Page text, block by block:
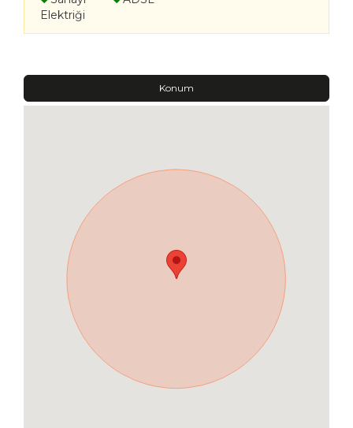
Elektriği
Konum